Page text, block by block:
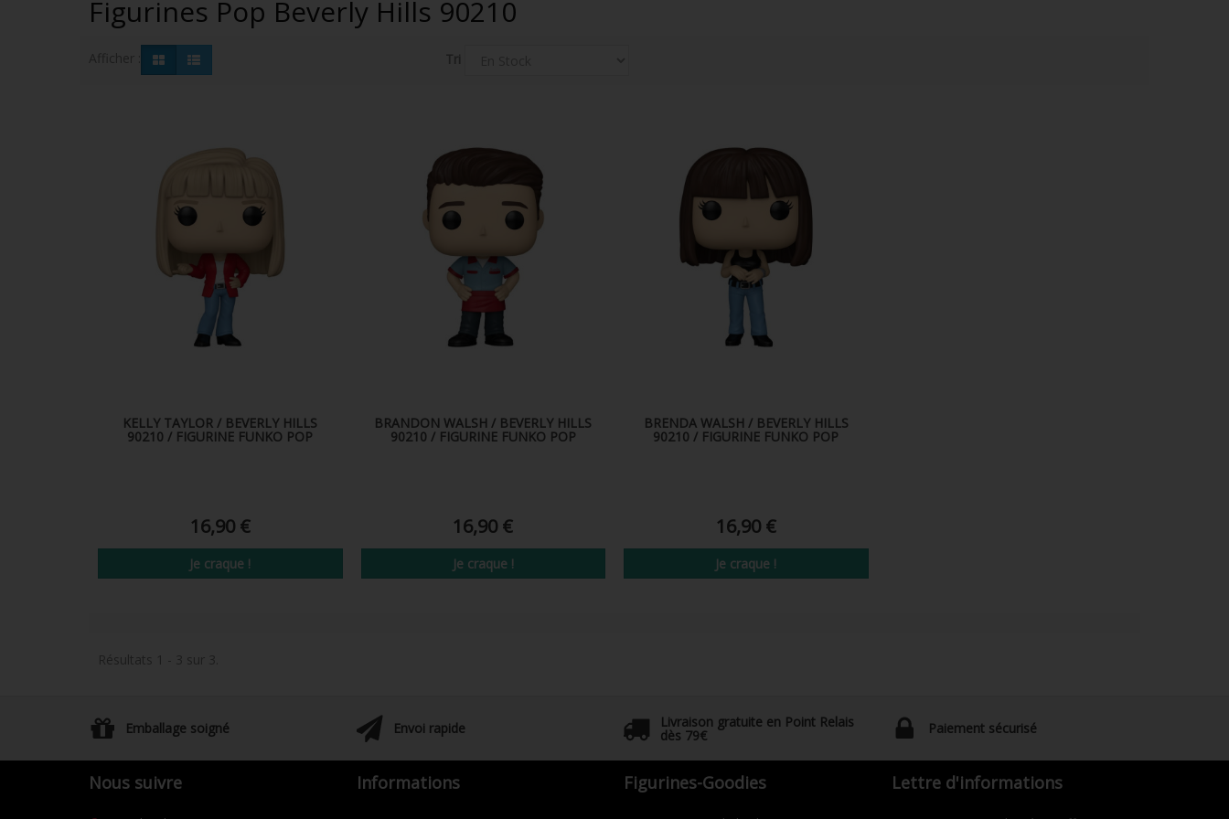
Figurines Pop Beverly Hills 90210
KELLY TAYLOR / BEVERLY HILLS
90210 / FIGURINE FUNKO POP
16,90 €
Je craque !
BRANDON WALSH / BEVERLY HILLS
90210 / FIGURINE FUNKO POP
16,90 €
Je craque !
BRENDA WALSH / BEVERLY HILLS
90210 / FIGURINE FUNKO POP
16,90 €
Je craque !
Résultats 1 - 3 sur 3.
Emballage soigné Envoi rapide Livraison gratuite en Point Relais
dès 79€ Paiement sécurisé
Nous suivre Informations Figurines-Goodies Lettre d'informations